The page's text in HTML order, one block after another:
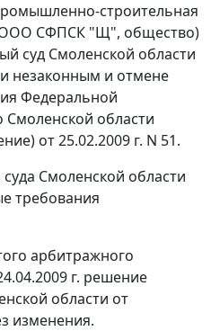
строительная
ООО СФПСК "Щ", общество)
суд Смоленской области
незаконным и отмене
Федеральной
области
от 25.02.2009 г. N 51.
Смоленской области
требования
арбитражного
г. решение
области от
изменения.